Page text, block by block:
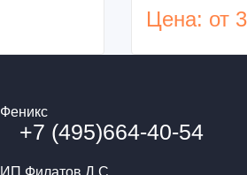
Цена: от
Феникс
+7 (495)664-40-54
ИП Филатов Д.С